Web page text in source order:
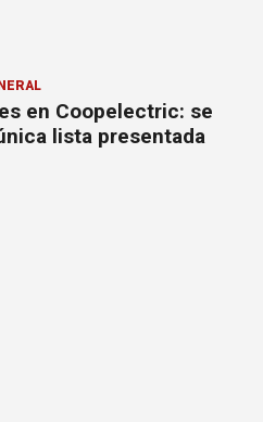
en Coopelectric: se
lista presentada